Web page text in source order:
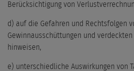
Berücksichtigung von
d) auf die Gefahren und Rechtsfolgen
Gewinnausschüttungen und verdeckten
hinweisen,
e) unterschiedliche Auswirkungen von